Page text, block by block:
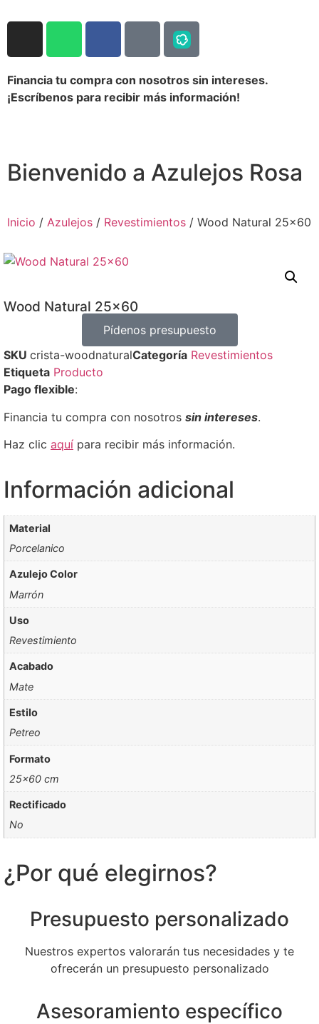
Financia tu compra con nosotros sin intereses.
¡Escríbenos para recibir más información!
Bienvenido a Azulejos Rosa
Inicio / Azulejos / Revestimientos / Wood Natural 25×60
Wood Natural 25×60
Pídenos presupuesto
SKU crista-woodnaturalCategoría Revestimientos
Etiqueta Producto
Pago flexible:
Financia tu compra con nosotros sin intereses.
Haz clic aquí para recibir más información.
Información adicional
Material
Porcelanico
Azulejo Color
Marrón
Uso
Revestimiento
Acabado
Mate
Estilo
Petreo
Formato
25×60 cm
Rectificado
No
¿Por qué elegirnos?
Presupuesto personalizado
Nuestros expertos valorarán tus necesidades y te
ofrecerán un presupuesto personalizado
Asesoramiento específico